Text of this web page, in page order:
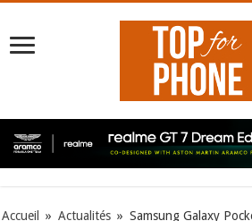
Accueil » Actualités » Samsung Galaxy